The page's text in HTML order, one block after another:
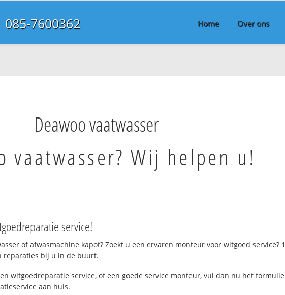
085-7600362 Home Over ons
Deawoo vaatwasser
vaatwasser? Wij helpen u!
service!
of afwasmachine kapot? Zoekt u een ervaren monteur voor witgoed service?
reparaties bij u in de buurt.
witgoedreparatie service, of een goede service monteur, vul dan nu het
aan huis.